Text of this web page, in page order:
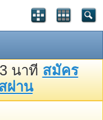
นาที สมัคร
ผ่าน